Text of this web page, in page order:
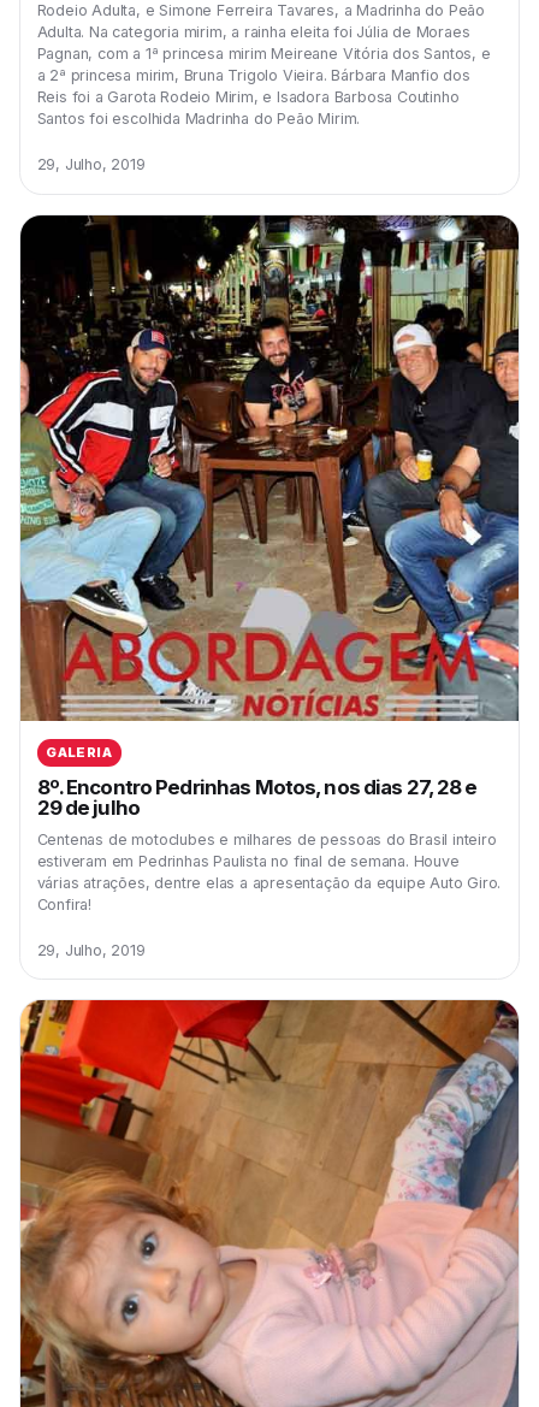
Rodeio Adulta, e Simone Ferreira Tavares, a Madrinha do Peão
Adulta. Na categoria mirim, a rainha eleita foi Júlia de Moraes
Pagnan, com a 1ª princesa mirim Meireane Vitória dos Santos, e
a 2ª princesa mirim, Bruna Trigolo Vieira. Bárbara Manfio dos
Reis foi a Garota Rodeio Mirim, e Isadora Barbosa Coutinho
Santos foi escolhida Madrinha do Peão Mirim.
29, Julho, 2019
GALERIA
8º. Encontro Pedrinhas Motos, nos dias 27, 28 e
29 de julho
Centenas de motoclubes e milhares de pessoas do Brasil inteiro
estiveram em Pedrinhas Paulista no final de semana. Houve
várias atrações, dentre elas a apresentação da equipe Auto Giro.
Confira!
29, Julho, 2019